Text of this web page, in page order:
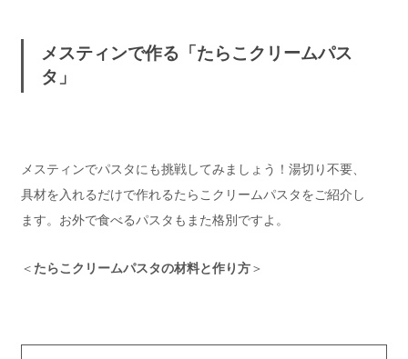
メスティンで作る「たらこクリームパス
タ」
メスティンでパスタにも挑戦してみましょう！湯切り不要、
具材を入れるだけで作れるたらこクリームパスタをご紹介し
ます。お外で食べるパスタもまた格別ですよ。
＜ たらこクリームパスタの材料と作り方＞